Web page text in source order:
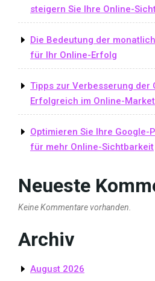
steigern Sie Ihre Online-
Die Bedeutung der
für Ihr Online-Erfolg
Tipps zur Verbesserung der
Erfolgreich im Online-
Optimieren Sie Ihre Google-
für mehr Online-Sichtbarkeit
Neueste
Keine Kommentare vorhanden.
Archiv
August 2026